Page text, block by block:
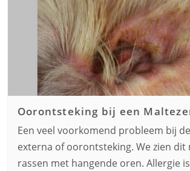
Oorontsteking bij een
Een veel voorkomend probleem bij
externa of oorontsteking. We zien dit
rassen met hangende oren. Allergie